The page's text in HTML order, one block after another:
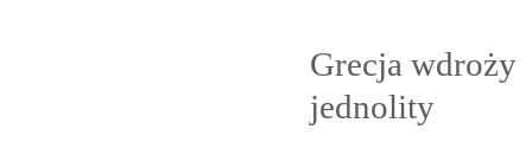
Grecja wdroży
jednolity